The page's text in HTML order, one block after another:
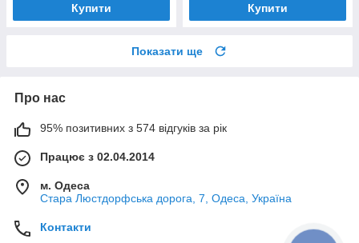
Купити Купити
Показати ще
Про нас
95% позитивних з 574 відгуків за рік
Працює з 02.04.2014
м. Одеса
Стара Люстдорфська дорога, 7, Одеса, Україна
Контакти